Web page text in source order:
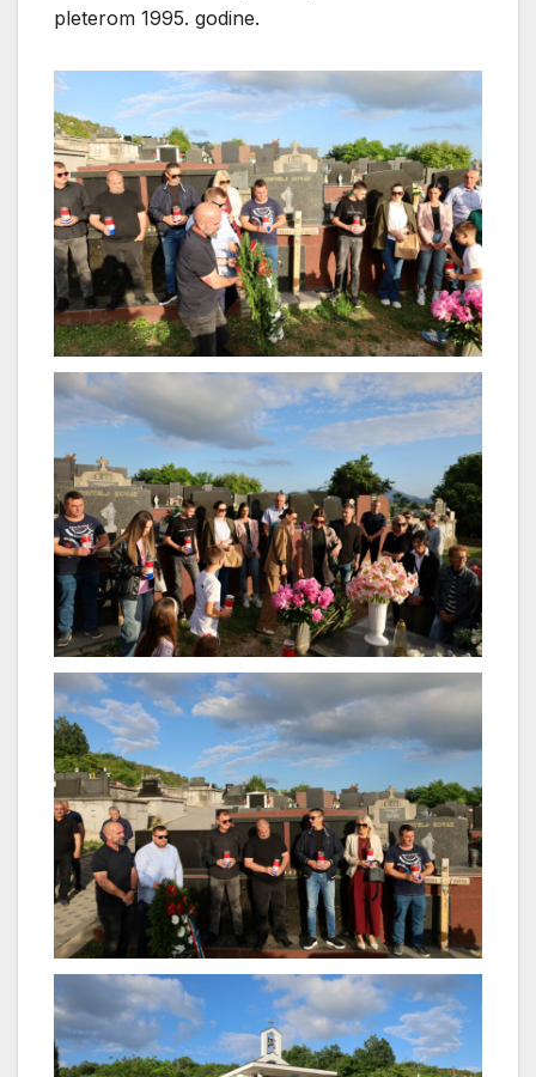
pleterom 1995. godine.